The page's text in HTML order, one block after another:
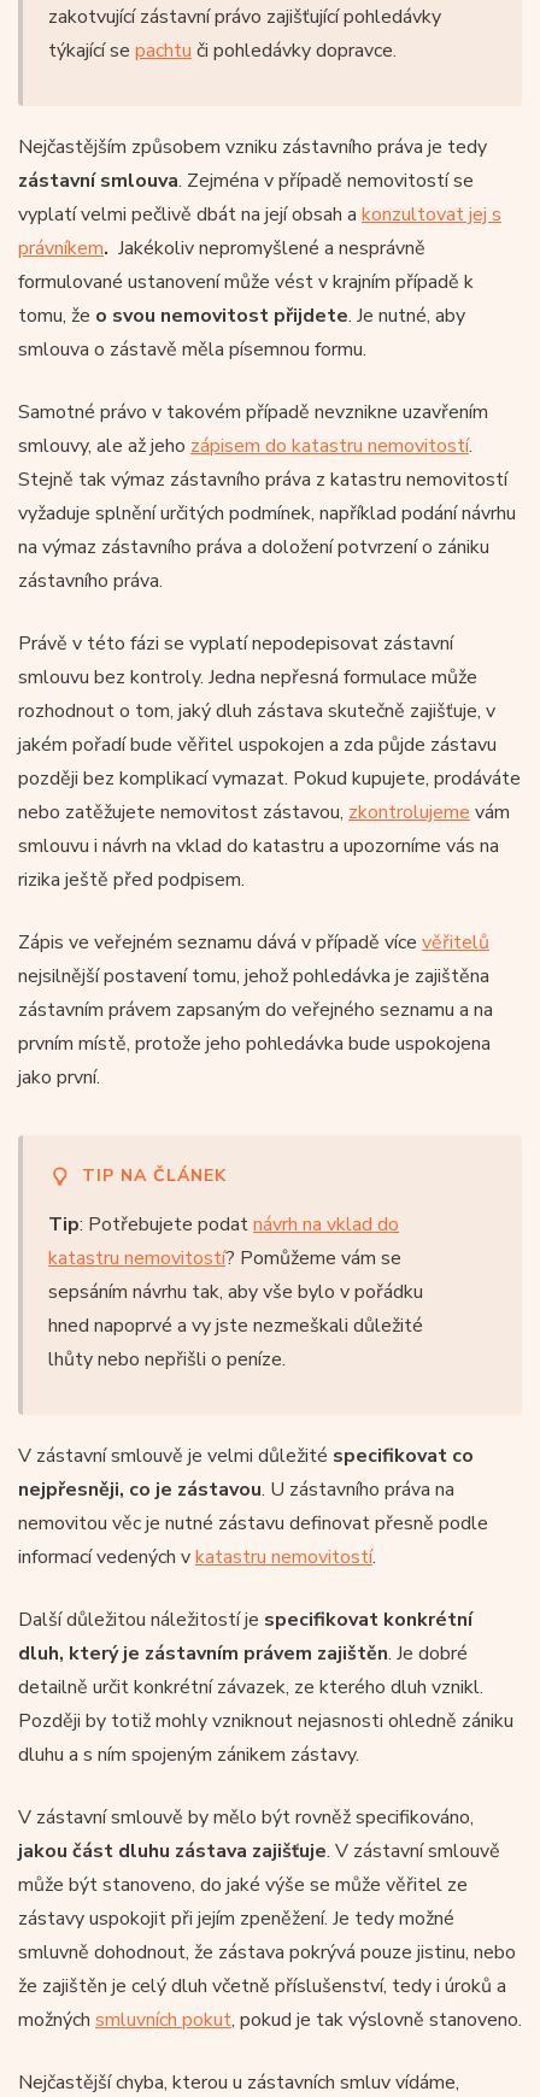
zakotvující zástavní právo zajišťující pohledávky
týkající se pachtu či pohledávky dopravce.
Nejčastějším způsobem vzniku zástavního práva je tedy
zástavní smlouva. Zejména v případě nemovitostí se
vyplatí velmi pečlivě dbát na její obsah a konzultovat jej s
právníkem. Jakékoliv nepromyšlené a nesprávně
formulované ustanovení může vést v krajním případě k
tomu, že o svou nemovitost přijdete. Je nutné, aby
smlouva o zástavě měla písemnou formu.
Samotné právo v takovém případě nevznikne uzavřením
smlouvy, ale až jeho zápisem do katastru nemovitostí.
Stejně tak výmaz zástavního práva z katastru nemovitostí
vyžaduje splnění určitých podmínek, například podání návrhu
na výmaz zástavního práva a doložení potvrzení o zániku
zástavního práva.
Právě v této fázi se vyplatí nepodepisovat zástavní
smlouvu bez kontroly. Jedna nepřesná formulace může
rozhodnout o tom, jaký dluh zástava skutečně zajišťuje, v
jakém pořadí bude věřitel uspokojen a zda půjde zástavu
později bez komplikací vymazat. Pokud kupujete, prodáváte
nebo zatěžujete nemovitost zástavou, zkontrolujeme vám
smlouvu i návrh na vklad do katastru a upozorníme vás na
rizika ještě před podpisem.
Zápis ve veřejném seznamu dává v případě více věřitelů
nejsilnější postavení tomu, jehož pohledávka je zajištěna
zástavním právem zapsaným do veřejného seznamu a na
prvním místě, protože jeho pohledávka bude uspokojena
jako první.
TIP NA ČLÁNEK
Tip: Potřebujete podatnávrh na vklad do
katastru nemovitostí? Pomůžeme vám se
sepsáním návrhu tak, aby vše bylo v pořádku
hned napoprvé a vy jste nezmeškali důležité
lhůty nebo nepřišli o peníze.
V zástavní smlouvě je velmi důležité specifikovat co
nejpřesněji, co je zástavou. U zástavního práva na
nemovitou věc je nutné zástavu definovat přesně podle
informací vedených vkatastru nemovitostí.
Další důležitou náležitostí je specifikovat konkrétní
dluh, který je zástavním právem zajištěn. Je dobré
detailně určit konkrétní závazek, ze kterého dluh vznikl.
Později by totiž mohly vzniknout nejasnosti ohledně zániku
dluhu a s ním spojeným zánikem zástavy.
V zástavní smlouvě by mělo být rovněž specifikováno,
jakou část dluhu zástava zajišťuje. V zástavní smlouvě
může být stanoveno, do jaké výše se může věřitel ze
zástavy uspokojit při jejím zpeněžení. Je tedy možné
smluvně dohodnout, že zástava pokrývá pouze jistinu, nebo
že zajištěn je celý dluh včetně příslušenství, tedy i úroků a
možných smluvních pokut, pokud je tak výslovně stanoveno.
Nejčastější chyba, kterou u zástavních smluv vídáme,